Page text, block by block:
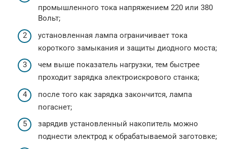
промышленного тока напряжением 220 или 380
Вольт;
установленная лампа ограничивает тока
короткого замыкания и защиты диодного моста;
чем выше показатель нагрузки, тем быстрее
проходит зарядка электроискрового станка;
после того как зарядка закончится, лампа
погаснет;
зарядив установленный накопитель можно
поднести электрод к обрабатываемой заготовке;